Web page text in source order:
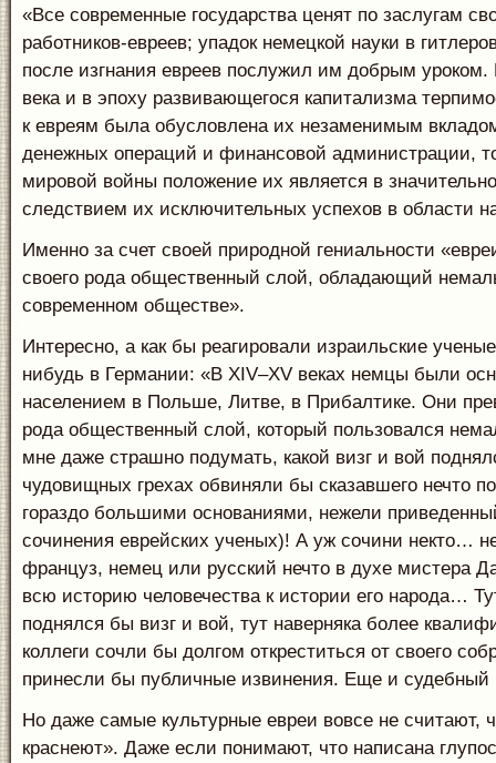
«Все современные государства ценят по заслугам
работников-евреев; упадок немецкой науки в
после изгнания евреев послужил им добрым
века и в эпоху развивающегося капитализма
к евреям была обусловлена их незаменимым
денежных операций и финансовой администрации,
мировой войны положение их является в
следствием их исключительных успехов в области
Именно за счет своей природной гениальности
своего рода общественный слой, обладающий
современном обществе».
Интересно, а как бы реагировали израильские
нибудь в Германии: «В XIV–XV веках немцы были
населением в Польше, Литве, в Прибалтике. Они
рода общественный слой, который пользовался
мне даже страшно подумать, какой визг и вой
чудовищных грехах обвиняли бы сказавшего нечто
гораздо большими основаниями, нежели
сочинения еврейских ученых)! А уж сочини некто…
француз, немец или русский нечто в духе мистера
всю историю человечества к истории его народа…
поднялся бы визг и вой, тут наверняка более
коллеги сочли бы долгом откреститься от своего
принесли бы публичные извинения. Еще и
Но даже самые культурные евреи вовсе не считают,
краснеют». Даже если понимают, что написана